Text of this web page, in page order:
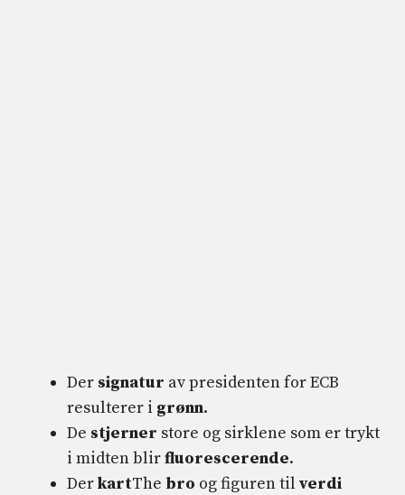
Der signatur av presidenten for ECB
resulterer i grønn.
De stjerner store og sirklene som er trykt
i midten blirfluorescerende.
DerkartThe bro og figuren til verdi